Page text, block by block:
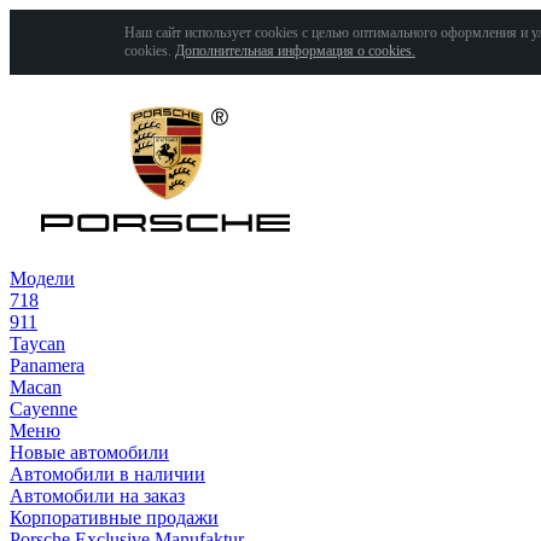
Наш сайт использует cookies с целью оптимального оформления и
cookies. Дополнительная информация о cookies.
Модели
718
911
Taycan
Panamera
Macan
Cayenne
Меню
Новые автомобили
Автомобили в наличии
Автомобили на заказ
Корпоративные продажи